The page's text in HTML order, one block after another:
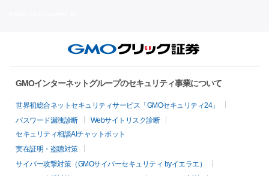
GMOインターネットグループのセキュリティ事業について
世界初総合ネットセキュリティサービス「GMOセキュリティ24」
パスワード漏洩診断
Webサイトリスク診断
セキュリティ相談AIチャットボット
実在証明・盗聴対策
サイバー攻撃対策（GMOサイバーセキュリティ byイエラエ）